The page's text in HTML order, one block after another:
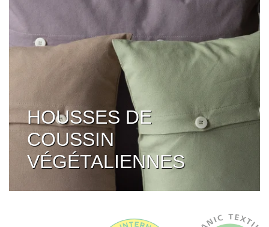
HOUSSES DE
COUSSIN
VÉGÉTALIENNES